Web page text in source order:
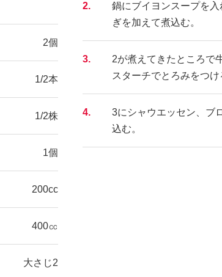
2個
1/2本
1/2株
1個
200cc
400㏄
大さじ2
2.
鍋にブイヨンスープを
ぎを加えて煮込む。
3.
2が煮えてきたところで
スターチでとろみをつけ
4.
3にシャウエッセン、ブ
込む。